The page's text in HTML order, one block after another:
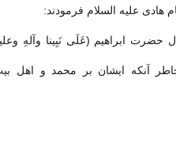
هادی علیه السلام فرمودند:
حضرت ابراهیم (عَلَی نَبِینا وآلهِ
آنکه ایشان بر محمد و اهل